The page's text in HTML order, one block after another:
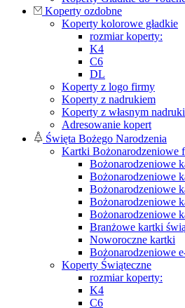
Koperty ozdobne
Koperty kolorowe gładkie
rozmiar koperty:
K4
C6
DL
Koperty z logo firmy
Koperty z nadrukiem
Koperty z własnym
Adresowanie kopert
Święta Bożego Narodzenia
Kartki Bożonarodzeniowe
Bożonarodzeniowe
Bożonarodzeniowe
Bożonarodzeniowe
Bożonarodzeniowe
Bożonarodzeniowe
Branżowe kartki
Noworoczne kartki
Bożonarodzeniowe
Koperty Świąteczne
rozmiar koperty:
K4
C6